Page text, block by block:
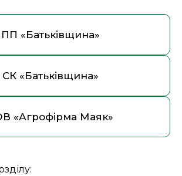
ПП «Батьківщина»
СК «Батьківщина»
«Агрофірма Маяк»